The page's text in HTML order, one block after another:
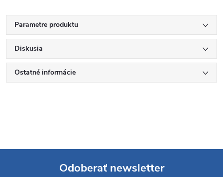
Parametre produktu
Diskusia
Ostatné informácie
Odoberať newsletter